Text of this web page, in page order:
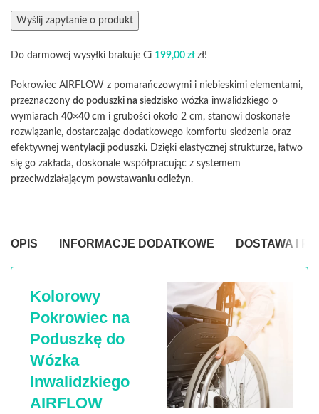
Do darmowej wysyłki brakuje Ci 199,00 złzł!
Pokrowiec AIRFLOW z pomarańczowymi i niebieskimi elementami,
przeznaczony do poduszki na siedzisko wózka inwalidzkiego o
wymiarach 40×40 cm i grubości około 2 cm, stanowi doskonałe
rozwiązanie, dostarczając dodatkowego komfortu siedzenia oraz
efektywnej wentylacji poduszki. Dzięki elastycznej strukturze, łatwo
się go zakłada, doskonale współpracując z systemem
przeciwdziałającym powstawaniu odleżyn.
OPIS INFORMACJE DODATKOWE DOSTAWA I
Kolorowy
Pokrowiec na
Poduszkę do
Wózka
Inwalidzkiego
AIRFLOW